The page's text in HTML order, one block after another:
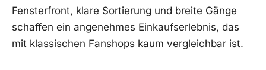
Fensterfront, klare Sortierung und breite Gänge
schaffen ein angenehmes Einkaufserlebnis, das
mit klassischen Fanshops kaum vergleichbar ist.